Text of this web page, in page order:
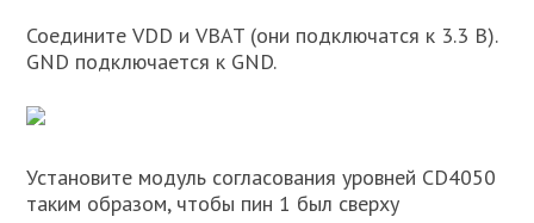
Соедините VDD и VBAT (они подключатся к 3.3 В).
GND подключается к GND.
Установите модуль согласования уровней CD4050
таким образом, чтобы пин 1 был сверху